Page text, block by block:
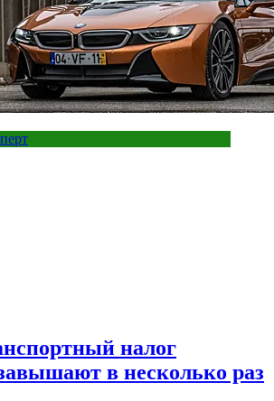
налог
в несколько раз